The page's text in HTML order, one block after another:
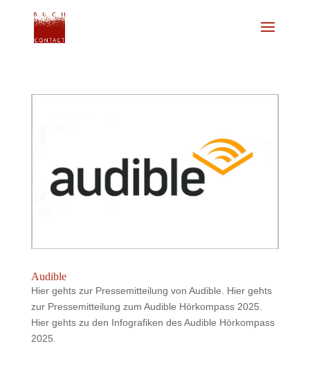
Audible
Hier gehts zur Pressemitteilung von Audible. Hier gehts
zur Pressemitteilung zum Audible Hörkompass 2025.
Hier gehts zu den Infografiken des Audible Hörkompass
2025.